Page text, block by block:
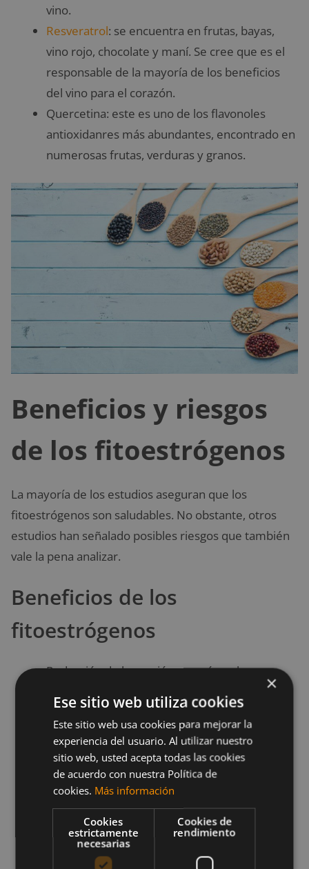
vino.
Resveratrol: se encuentra en frutas, bayas,
vino rojo, chocolate y maní. Se cree que es el
responsable de la mayoría de los beneficios
del vino para el corazón.
Quercetina: este es uno de los flavonoles
antioxidanres más abundantes, encontrado en
numerosas frutas, verduras y granos.
Beneficios y riesgos
de los fitoestrógenos
La mayoría de los estudios aseguran que los
fitoestrógenos son saludables. No obstante, otros
estudios han señalado posibles riesgos que también
vale la pena analizar.
Beneficios de los
fitoestrógenos
Reducción de la presión sanguínea: los
suplementos con resveratrol y quercetina son
útiles para esto.
Control de los niveles de azúcar:
especialmente en los casos del resveratrol, el
lignano de la linaza y las isoflavonas de la soya.
Reducción el riesgo de cáncer de próstata:
aunque no es del todo seguro, parece que la
isoflavona es capaz de reducir el riesgo de
cáncer de próstata.
×
Ese sitio web utiliza cookies
Este sitio web usa cookies para mejorar la
experiencia del usuario. Al utilizar nuestro
sitio web, usted acepta todas las cookies
de acuerdo con nuestra Política de
cookies. Más información
Cookies
estrictamente
necesarias
Cookies de
rendimiento